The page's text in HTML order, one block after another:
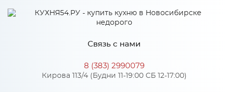
Связь с нами
8 (383) 2990079
Кирова 113/4 (Будни 11-19:00 СБ 12-17:00)